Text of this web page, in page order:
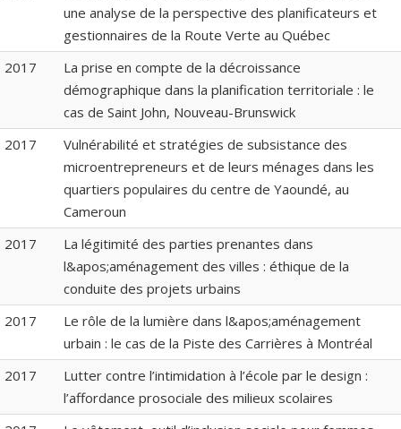
une analyse de la perspective des planificateurs et
gestionnaires de la Route Verte au Québec
2017
La prise en compte de la décroissance
démographique dans la planification territoriale : le
cas de Saint John, Nouveau-Brunswick
2017
Vulnérabilité et stratégies de subsistance des
microentrepreneurs et de leurs ménages dans les
quartiers populaires du centre de Yaoundé, au
Cameroun
2017
La légitimité des parties prenantes dans
l&apos;aménagement des villes : éthique de la
conduite des projets urbains
2017
Le rôle de la lumière dans l&apos;aménagement
urbain : le cas de la Piste des Carrières à Montréal
2017
Lutter contre l’intimidation à l’école par le design :
l’affordance prosociale des milieux scolaires